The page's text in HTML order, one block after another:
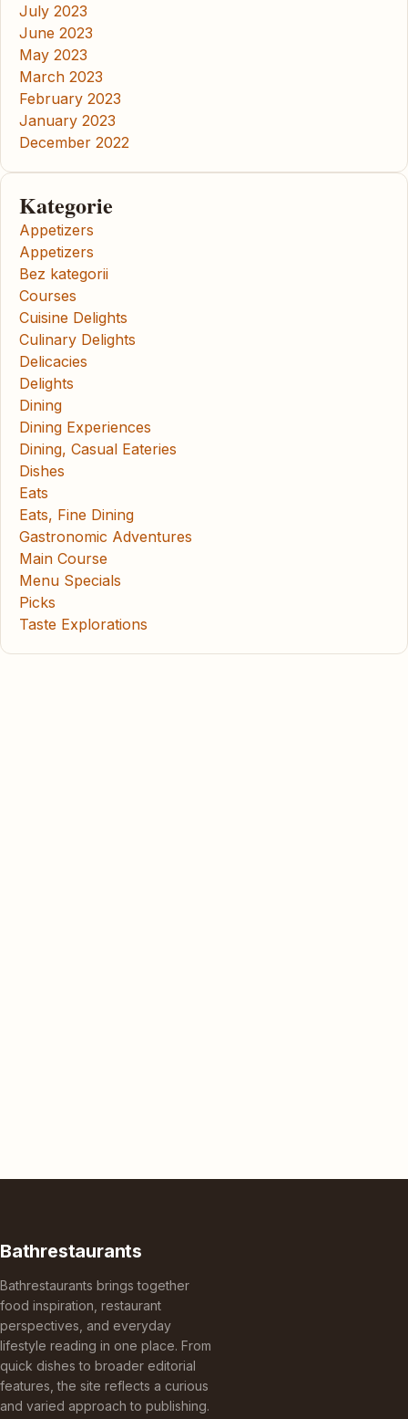
July 2023
June 2023
May 2023
March 2023
February 2023
January 2023
December 2022
Kategorie
Appetizers
Appetizers
Bez kategorii
Courses
Cuisine Delights
Culinary Delights
Delicacies
Delights
Dining
Dining Experiences
Dining, Casual Eateries
Dishes
Eats
Eats, Fine Dining
Gastronomic Adventures
Main Course
Menu Specials
Picks
Taste Explorations
Bathrestaurants
Bathrestaurants brings together
food inspiration, restaurant
perspectives, and everyday
lifestyle reading in one place. From
quick dishes to broader editorial
features, the site reflects a curious
and varied approach to publishing.